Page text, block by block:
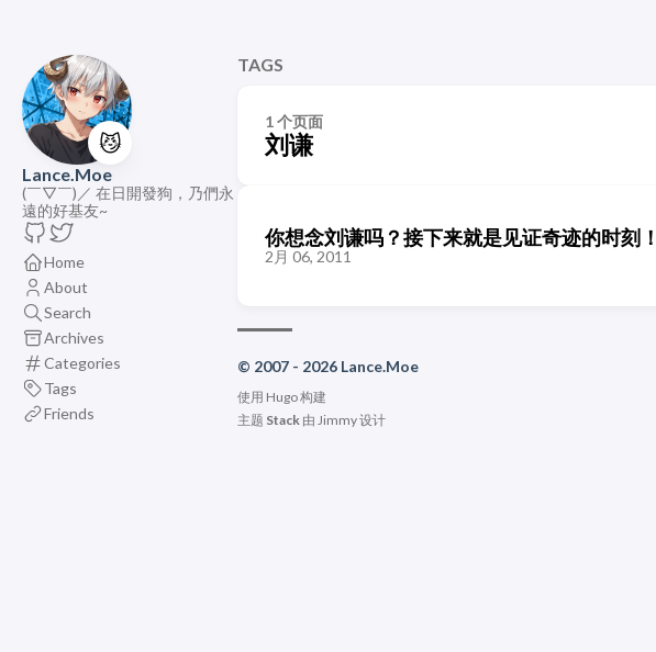
😼
Lance.Moe
(￣▽￣)／ 在日開發狗，乃們永
遠的好基友~
Home
About
Search
Archives
Categories
Tags
Friends
TAGS
1 个页面
刘谦
你想念刘谦吗？接下来就是见证奇迹的时刻！
2月 06, 2011
© 2007 - 2026 Lance.Moe
使用 Hugo构建
主题 Stack由 Jimmy设计